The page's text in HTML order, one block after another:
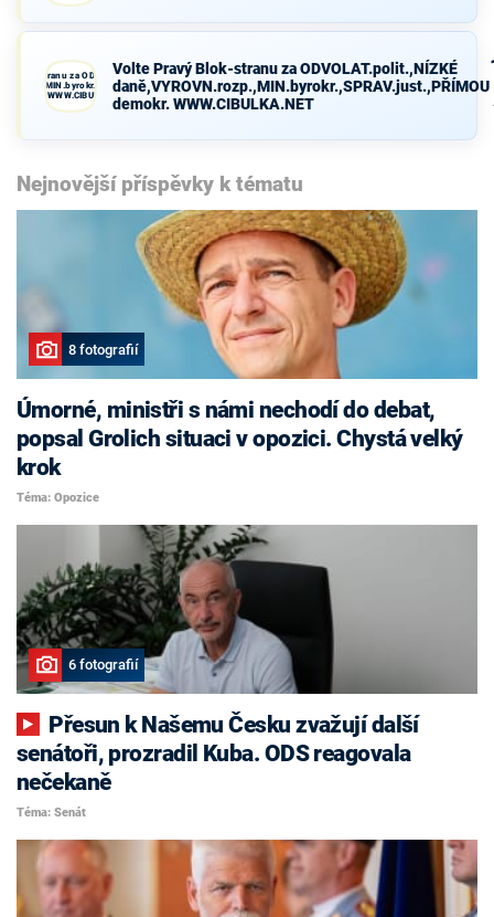
Blok-stranu za ODVOLAT.polit.,NÍZKÉ
demokr. WWW.CIBULKA.NET
Volte Pravý Blok-stranu za ODVOLAT.polit.,NÍZKÉ
daně,VYROVN.rozp.,MIN.byrokr.,SPRAV.just.,PŘÍMOU
demokr. WWW.CIBULKA.NET
Nejnovější příspěvky k tématu
8 fotografií
Úmorné, ministři s námi nechodí do debat,
popsal Grolich situaci v opozici. Chystá velký
krok
Téma: Opozice
6 fotografií
senátoři, prozradil Kuba. ODS reagovala
nečekaně
Téma: Senát